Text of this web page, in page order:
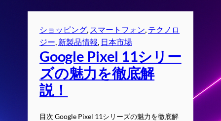
ショッピング スマートフォン テクノロ
ジー 新製品情報 日本市場
Google Pixel 11シリー
ズの魅力を徹底解
説！
目次 Google Pixel 11シリーズの魅力を徹底解